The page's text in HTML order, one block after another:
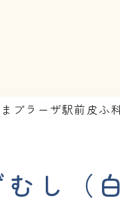
プラーザ駅前皮ふ
むし（